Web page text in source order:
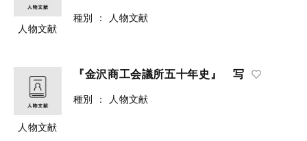
人物文献
種別 ： 人物文献
人物文献
『金沢商工会議所五十年史』 写
種別 ： 人物文献